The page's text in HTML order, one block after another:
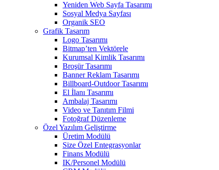
Yeniden Web Sayfa Tasarımı
Sosyal Medya Sayfası
Organik SEO
Grafik Tasarım
Logo Tasarımı
Bitmap’ten Vektörele
Kurumsal Kimlik Tasarımı
Broşür Tasarımı
Banner Reklam Tasarımı
Billboard-Outdoor Tasarımı
El İlanı Tasarımı
Ambalaj Tasarımı
Video ve Tanıtım Filmi
Fotoğraf Düzenleme
Özel Yazılım Geliştirme
Üretim Modülü
Size Özel Entegrasyonlar
Finans Modülü
IK/Personel Modülü